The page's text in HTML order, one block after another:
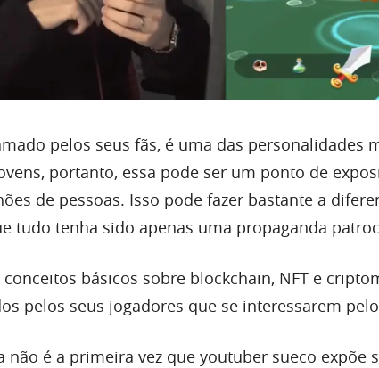
pelos seus fãs, é uma das personalidades
portanto, essa pode ser um ponto de
de pessoas. Isso pode fazer bastante a
tudo tenha sido apenas uma propaganda
básicos sobre blockchain, NFT e
pelos seus jogadores que se interessarem
não é a primeira vez que youtuber sueco expõe